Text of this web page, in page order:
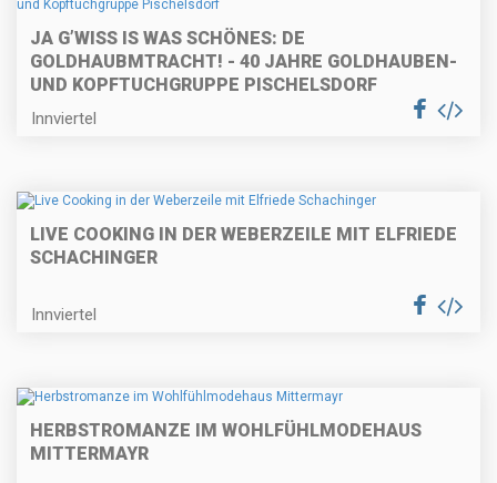
JA G’WISS IS WAS SCHÖNES: DE G
OLDHAUBMTRACHT! - 40 JAHRE GOLDHAUBEN- U
ND KOPFTUCHGRUPPE PISCHELSDORF
Innviertel
LIVE COOKING IN DER WEBERZEILE MIT ELFRIEDE
SCHACHINGER
Innviertel
HERBSTROMANZE IM WOHLFÜHLMODEHAUS
MITTERMAYR